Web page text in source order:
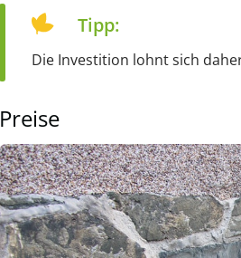
Tipp:
Die Investition lohnt sich
Preise